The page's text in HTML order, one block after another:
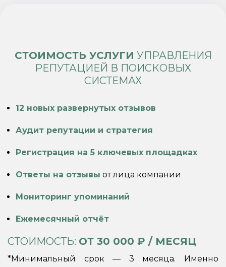
СТОИМОСТЬ УСЛУГИ УПРАВЛЕНИЯ
РЕПУТАЦИЕЙ В ПОИСКОВЫХ
СИСТЕМАХ
12 новых развернутых отзывов
Аудит репутации и стратегия
Регистрация на 5 ключевых площадках
Ответы на отзывы от лица компании
Мониторинг упоминаний
Ежемесячный отчёт
СТОИМОСТЬ: ОТ 30 000 ₽ / МЕСЯЦ
*Минимальный срок — 3 месяца. Именно